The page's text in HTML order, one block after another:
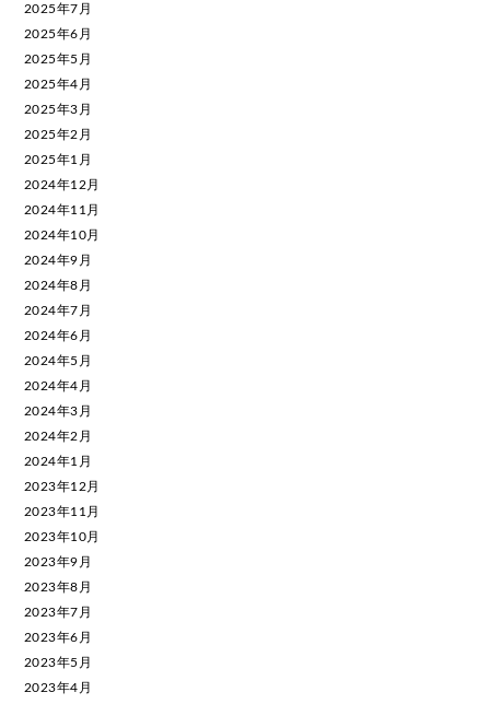
2025年7月
2025年6月
2025年5月
2025年4月
2025年3月
2025年2月
2025年1月
2024年12月
2024年11月
2024年10月
2024年9月
2024年8月
2024年7月
2024年6月
2024年5月
2024年4月
2024年3月
2024年2月
2024年1月
2023年12月
2023年11月
2023年10月
2023年9月
2023年8月
2023年7月
2023年6月
2023年5月
2023年4月